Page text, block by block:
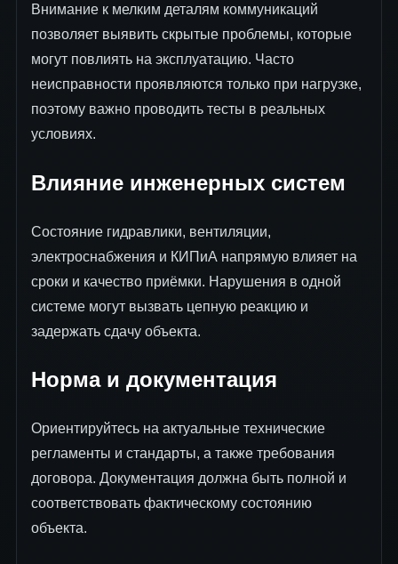
Внимание к мелким деталям коммуникаций
позволяет выявить скрытые проблемы, которые
могут повлиять на эксплуатацию. Часто
неисправности проявляются только при нагрузке,
поэтому важно проводить тесты в реальных
условиях.
Влияние инженерных систем
Состояние гидравлики, вентиляции,
электроснабжения и КИПиА напрямую влияет на
сроки и качество приёмки. Нарушения в одной
системе могут вызвать цепную реакцию и
задержать сдачу объекта.
Норма и документация
Ориентируйтесь на актуальные технические
регламенты и стандарты, а также требования
договора. Документация должна быть полной и
соответствовать фактическому состоянию
объекта.